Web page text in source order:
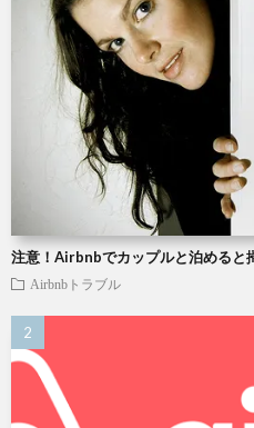
注意！Airbnbでカップルと泊めると
Airbnbトラブル